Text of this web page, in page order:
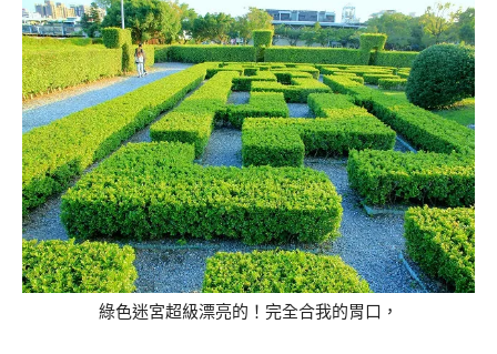
綠色迷宮超級漂亮的！完全合我的胃口，